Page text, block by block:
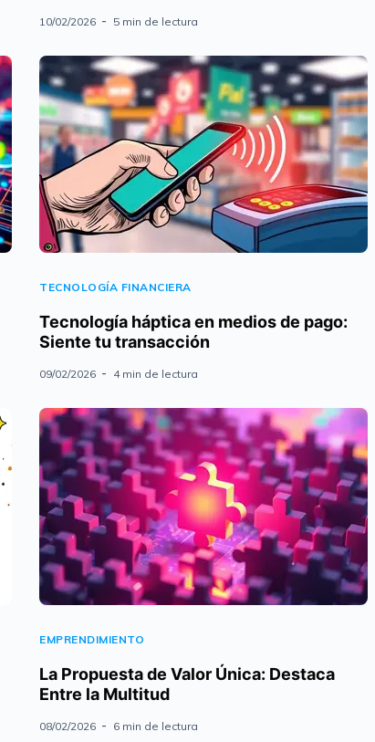
10/02/2026 5 min de lectura
TECNOLOGÍA FINANCIERA
Tecnología háptica en medios de pago:
Siente tu transacción
09/02/2026 4 min de lectura
EMPRENDIMIENTO
La Propuesta de Valor Única: Destaca
Entre la Multitud
08/02/2026 6 min de lectura